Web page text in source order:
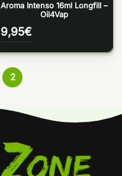
Aroma Intenso 16ml Longfill –
Oil4Vap
9,95€
2